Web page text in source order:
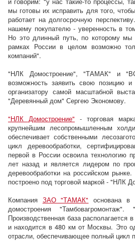
мы готовы их исправить для того,
работает на долгосрочную
нашему покупателю - уверенность в
Но это длинный путь, по которому мы
рамках России в целом возможно
компаний".
"НЛК Домостроение", "ТАМАК" и
возможность заявить свою позицию
организатору самой масштабной
"Деревянный дом" Сергею Экономову.
"НЛК Домостроение" - торговая
крупнейшим лесопромышленным
обеспечивает собственными
цикл деревообработки,
первой в России освоила технологию
лет назад и является лидером по
деревообработки на российском
построено под торговой маркой - "НЛК
Компания ЗАО "ТАМАК" основана в
домостроения
Производственная база
и находится в 480 км от Москвы. Это
отрасли, обеспечивающее полный цикл